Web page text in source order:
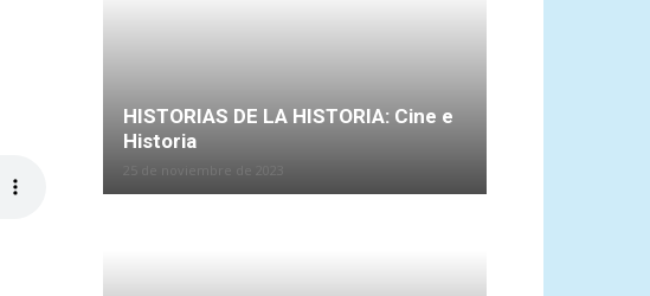
HISTORIAS DE LA HISTORIA: Cine e
Historia